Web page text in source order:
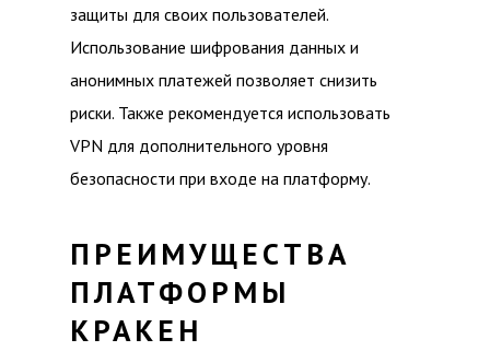
защиты для своих пользователей.
Использование шифрования данных и
анонимных платежей позволяет снизить
риски. Также рекомендуется использовать
VPN для дополнительного уровня
безопасности при входе на платформу.
ПРЕИМУЩЕСТВА
ПЛАТФОРМЫ
КРАКЕН